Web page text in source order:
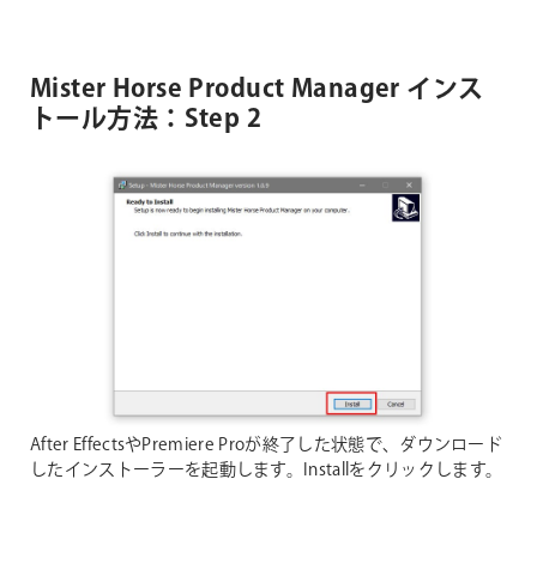
Mister Horse Product Manager インス
トール方法：Step 2
After EffectsやPremiere Proが終了した状態で、ダウンロード
したインストーラーを起動します。Installをクリックします。